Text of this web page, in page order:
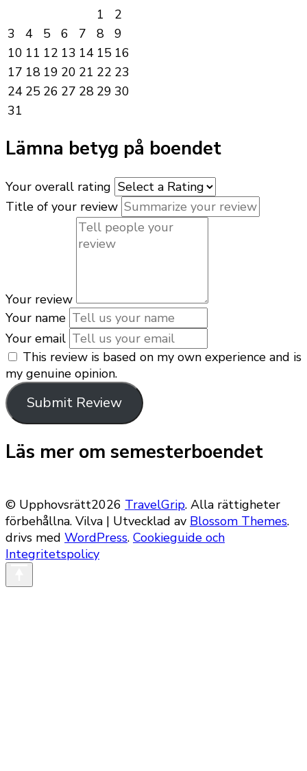
1
2
3
4 5 6 7 8
9
10 11 12 13 14 15 16
17 18 19 20 21 22 23
24 25 26 27 28 29 30
31
Lämna betyg på boendet
Your overall rating
Title of your review
Your review
Your name
Your email
This review is based on my own experience and is
my genuine opinion.
Submit Review
Läs mer om semesterboendet
© Upphovsrätt2026 TravelGrip. Alla rättigheter
förbehållna. Vilva | Utvecklad av Blossom Themes.
drivs med WordPress. Cookieguide och
Integritetspolicy